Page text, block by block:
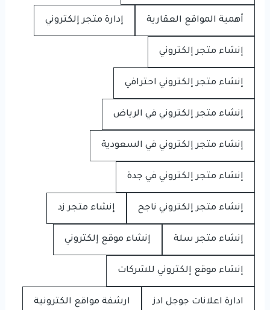
أهمية المواقع العقارية إدارة متجر إلكتروني
إنشاء متجر إلكتروني
إنشاء متجر إلكتروني احترافي
إنشاء متجر إلكتروني في الرياض
إنشاء متجر إلكتروني في السعودية
إنشاء متجر إلكتروني في جدة
إنشاء متجر إلكتروني ناجح إنشاء متجر زد
إنشاء متجر سلة إنشاء موقع إلكتروني
إنشاء موقع إلكتروني للشركات
ادارة اعلانات جوجل ادز ارشفة مواقع الكترونية